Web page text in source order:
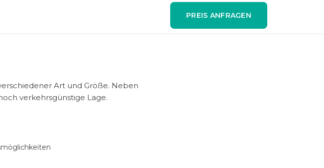
PREIS ANFRAGEN
Art und Größe. Neben
verkehrsgünstige Lage.